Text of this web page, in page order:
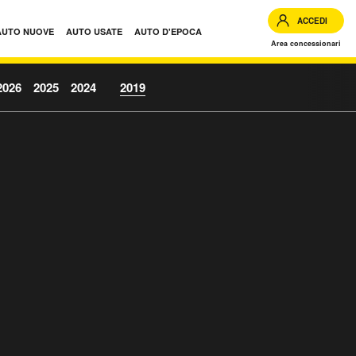
NUOVE AUTO USATE AUTO D'EPOCA
ACCEDI
Area concessionari
2025 2024 2019